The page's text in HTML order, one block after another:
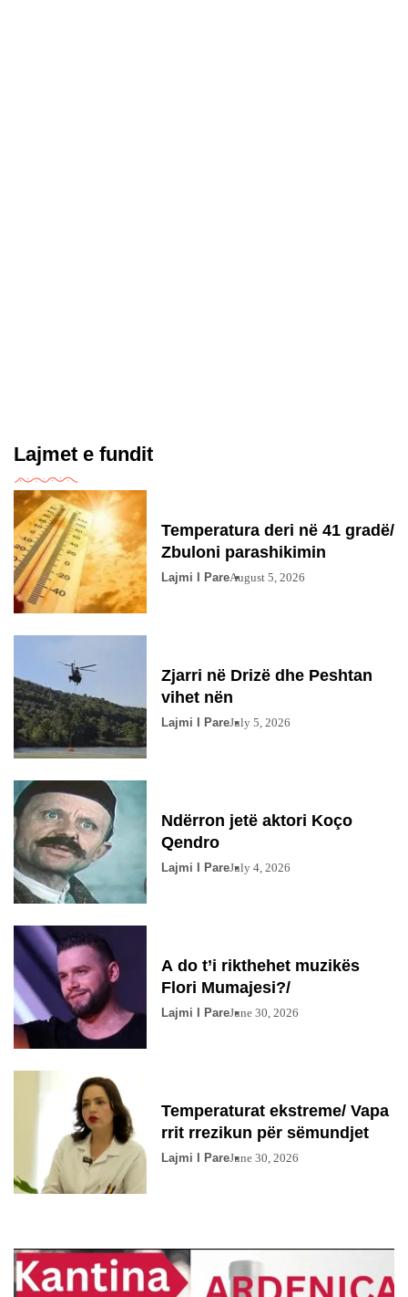
Lajmet e fundit
Temperatura deri në 41 gradë/
Zbuloni parashikimin
Lajmi I PareAugust 5, 2026
Zjarri në Drizë dhe Peshtan
vihet nën
Lajmi I PareJuly 5, 2026
Ndërron jetë aktori Koço
Qendro
Lajmi I PareJuly 4, 2026
A do t’i rikthehet muzikës
Flori Mumajesi?/
Lajmi I PareJune 30, 2026
Temperaturat ekstreme/ Vapa
rrit rrezikun për sëmundjet
Lajmi I PareJune 30, 2026